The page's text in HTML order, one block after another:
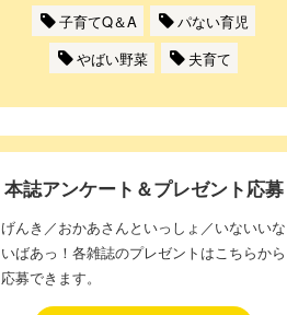
子育てQ＆A
パない育児
やばい野菜
夫育て
本誌アンケート＆プレゼント応募
げんき／おかあさんといっしょ／いないいな
いばあっ！各雑誌のプレゼントはこちらから
応募できます。